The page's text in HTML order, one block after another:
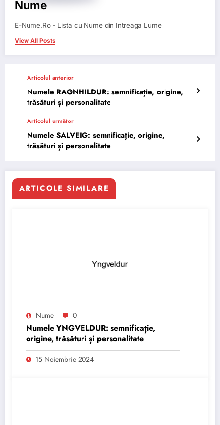
Nume
E-Nume.Ro - Lista cu Nume din Intreaga Lume
View All Posts
Articolul anterior
Numele RAGNHILDUR: semnificație, origine,
trăsături și personalitate
Articolul următor
Numele SALVEIG: semnificație, origine,
trăsături și personalitate
ARTICOLE SIMILARE
Nume 0
Numele YNGVELDUR: semnificație,
origine, trăsături și personalitate
15 Noiembrie 2024